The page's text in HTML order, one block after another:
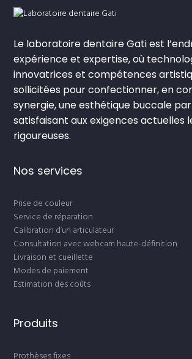
Le laboratoire dentaire Gati est
expérience et expertise, où
innovatrices et compétences
sollicitées pour confectionner, en
synergie, une esthétique buccale
satisfaisant aux exigences actuelles
rigoureuses.
Nos services
Prise de couleur
Service de réparation
Calibration d’un articulateur
Consultation avec webcam haute-définition
Livraison et cueillette
Modes de paiement
Estimation des coûts
Produits